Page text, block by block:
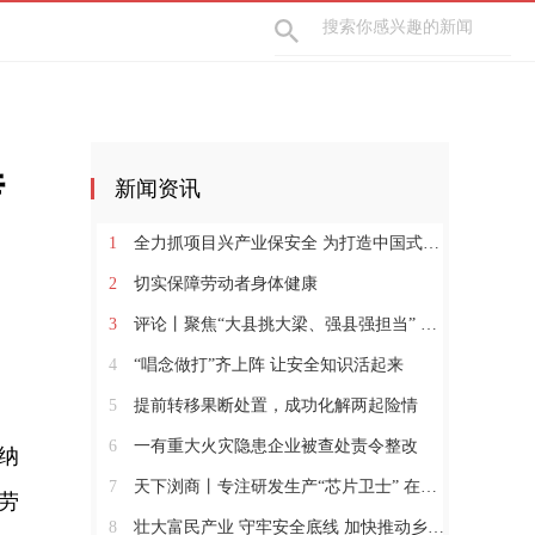
新闻资讯
1 全力抓项目兴产业保安全 为打造中国式现代化县域示范作出更大贡献
2 切实保障劳动者身体健康
3 评论丨聚焦“大县挑大梁、强县强担当” 保持定力真抓实干奋发作为
4 “唱念做打”齐上阵 让安全知识活起来
5 提前转移果断处置，成功化解两起险情
6 一有重大火灾隐患企业被查处责令整改
7 天下浏商丨专注研发生产“芯片卫士” 在半导体红海中搏出“隐形冠军”
8 壮大富民产业 守牢安全底线 加快推动乡村全面振兴